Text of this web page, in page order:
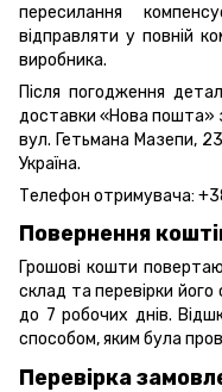
пересилання
відправляти у повній
виробника.
Після погодження
доставки «Нова пошта»
вул. Гетьмана Мазепи,
Україна.
Телефон отримувача:
Повернення
Грошові кошти
склад та перевірки
до 7 робочих днів.
способом, яким була
Перевірка